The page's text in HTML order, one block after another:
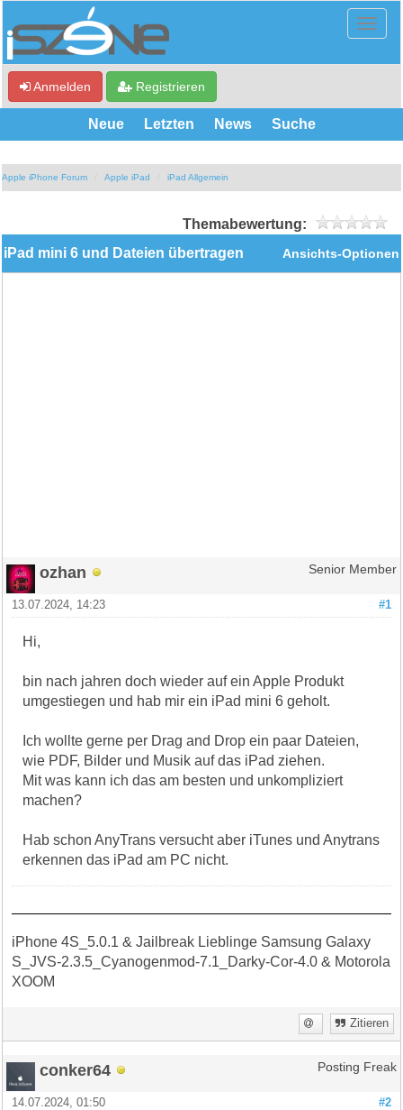
Anmelden Registrieren
Neue Letzten News Suche
Apple iPhone Forum Apple iPad iPad Allgemein
Themabewertung:
Ansichts-Optionen
iPad mini 6 und Dateien übertragen
ozhan Senior Member
#1
13.07.2024, 14:23
Hi,
bin nach jahren doch wieder auf ein Apple Produkt
umgestiegen und hab mir ein iPad mini 6 geholt.
Ich wollte gerne per Drag and Drop ein paar Dateien,
wie PDF, Bilder und Musik auf das iPad ziehen.
Mit was kann ich das am besten und unkompliziert
machen?
Hab schon AnyTrans versucht aber iTunes und Anytrans
erkennen das iPad am PC nicht.
iPhone 4S_5.0.1 & Jailbreak Lieblinge Samsung Galaxy
S_JVS-2.3.5_Cyanogenmod-7.1_Darky-Cor-4.0 & Motorola
XOOM
Zitieren
conker64 Posting Freak
#2
14.07.2024, 01:50